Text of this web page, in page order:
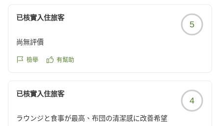
チェックアウトも11時なので ゆっくりホテルを満喫される
他の画像やクチコミの詳細はこちらから
已核實入住旅客
5
尚無評價
檢舉 有幫助
已核實入住旅客
4
ラウンジと食事が最高、布団の清潔感に改善希望